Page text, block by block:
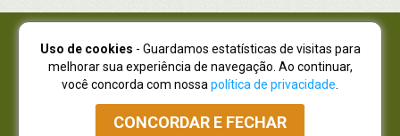
Juruá Editora Ltda., CNPJ 77.535.508/0001-19
Juruá Informática Ltda., CNPJ 01.701.561/0001-80
NOVO ENDEREÇO:R. Flávio Dallegrave, 7665, São Lourenço |
Curitiba - Paraná - CEP 82210-310
Atendimento: (41) 4009-3900|Vendas Atacado: (41) 4009-3939
Uso de cookies - Guardamos estatísticas de visitas para
melhorar sua experiência de navegação. Ao continuar,
você concorda com nossa política de privacidade
CONCORDAR E FECHAR